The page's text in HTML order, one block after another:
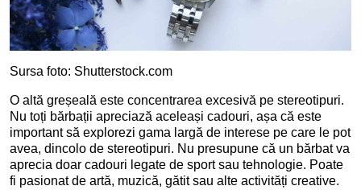
Sursa foto: Shutterstock.com
O altă greșeală este concentrarea excesivă pe stereotipuri.
Nu toți bărbații apreciază aceleași cadouri, așa că este
important să explorezi gama largă de interese pe care le pot
avea, dincolo de stereotipuri. Nu presupune că un bărbat va
aprecia doar cadouri legate de sport sau tehnologie. Poate
fi pasionat de artă, muzică, gătit sau alte activități creative.